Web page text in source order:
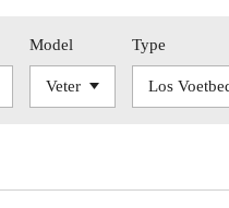
Model Type